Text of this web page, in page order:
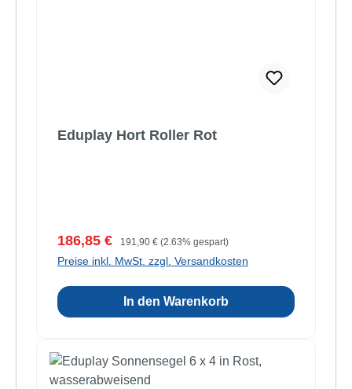
Eduplay Hort Roller Rot
Verkaufspreis:
186,85 € Regulärer Preis:
191,90 € (2.63% gespart)
Preise inkl. MwSt. zzgl. Versandkosten
In den Warenkorb